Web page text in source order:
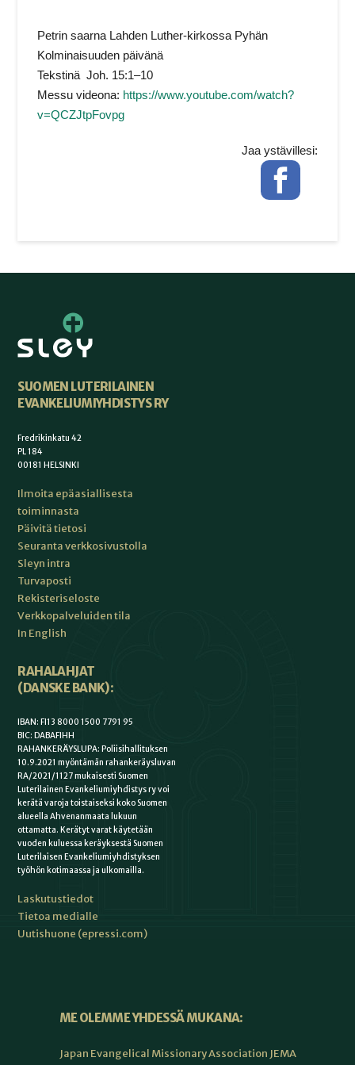
Petrin saarna Lahden Luther-kirkossa Pyhän
Kolminaisuuden päivänä
Tekstinä Joh. 15:1–10
Messu videona: https://www.youtube.com/watch?
v=QCZJtpFovpg
Jaa ystävillesi:
Facebook
SUOMEN LUTERILAINEN
EVANKELIUMIYHDISTYS RY
Fredrikinkatu 42
PL 184
00181 HELSINKI
Ilmoita epäasiallisesta
toiminnasta
Päivitä tietosi
Seuranta verkkosivustolla
Sleyn intra
Turvaposti
Rekisteriseloste
Verkkopalveluiden tila
In English
RAHALAHJAT
(DANSKE BANK):
IBAN: FI13 8000 1500 7791 95
BIC: DABAFIHH
RAHANKERÄYSLUPA: Poliisihallituksen
10.9.2021 myöntämän rahankeräysluvan
RA/2021/1127 mukaisesti Suomen
Luterilainen Evankeliumiyhdistys ry voi
kerätä varoja toistaiseksi koko Suomen
alueella Ahvenanmaata lukuun
ottamatta. Kerätyt varat käytetään
vuoden kuluessa keräyksestä Suomen
Luterilaisen Evankeliumiyhdistyksen
työhön kotimaassa ja ulkomailla.
Laskutustiedot
Tietoa medialle
Uutishuone (epressi.com)
ME OLEMME YHDESSÄ MUKANA:
Japan Evangelical Missionary Association JEMA